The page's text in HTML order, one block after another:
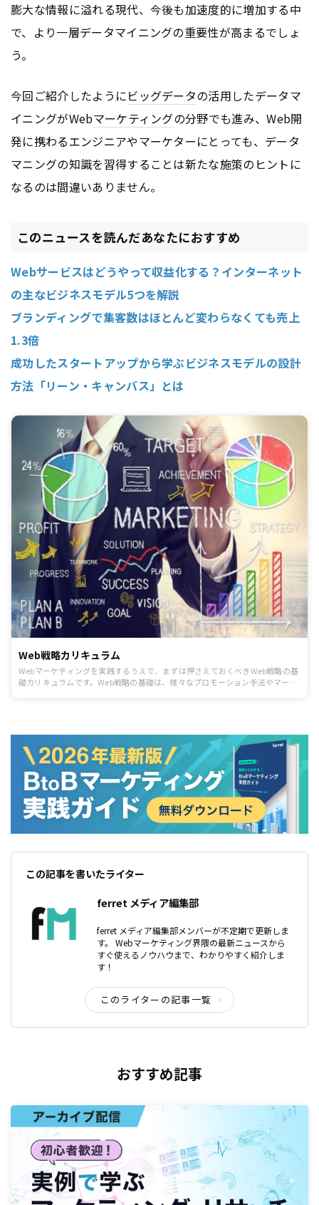
膨大な情報に溢れる現代、今後も加速度的に増加する中
で、より一層データマイニングの重要性が高まるでしょ
う。
今回ご紹介したようにビッグデータの活用したデータマ
イニングがWebマーケティングの分野でも進み、Web開
発に携わるエンジニアやマーケターにとっても、データ
マニングの知識を習得することは新たな施策のヒントに
なるのは間違いありません。
このニュースを読んだあなたにおすすめ
Webサービスはどうやって収益化する？インターネット
の主なビジネスモデル5つを解説
ブランディングで集客数はほとんど変わらなくても売上
1.3倍
成功したスタートアップから学ぶビジネスモデルの設計
方法「リーン・キャンバス」とは
Web戦略カリキュラム
Webマーケティングを実践するうえで、まずは押さえておくべきWeb戦略の基
礎カリキュラムです。Web戦略の基礎は、様々なプロモーション手法やマーケ
この記事を書いたライター
ferret メディア編集部
ferret メディア編集部メンバーが不定期で更新しま
す。 Webマーケティング界隈の最新ニュースから
すぐ使えるノウハウまで、わかりやすく紹介しま
す！
このライターの記事一覧
おすすめ記事